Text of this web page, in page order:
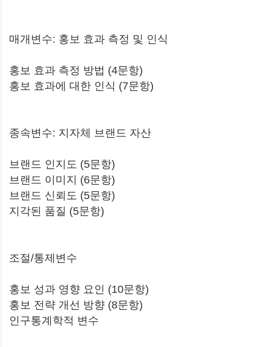
매개변수: 홍보 효과 측정 및 인식
홍보 효과 측정 방법 (4문항)
홍보 효과에 대한 인식 (7문항)
종속변수: 지자체 브랜드 자산
브랜드 인지도 (5문항)
브랜드 이미지 (6문항)
브랜드 신뢰도 (5문항)
지각된 품질 (5문항)
조절/통제변수
홍보 성과 영향 요인 (10문항)
홍보 전략 개선 방향 (8문항)
인구통계학적 변수